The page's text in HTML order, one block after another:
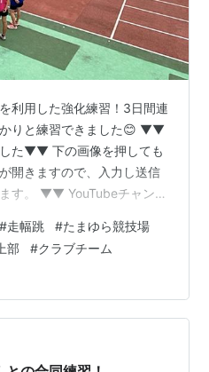
利用した強化練習！3日間連
りと練習できました😊 ▼▼
た▼▼ 下の画像を押しても
開きますので、入力し送信
す。 ▼▼ YouTubeチャンネ
ります。陸上の楽しさや仲
ら嬉しいです。
参加中陸上競技、マラソ
#走幅跳 #たまゆら競技場
部 #クラブチーム